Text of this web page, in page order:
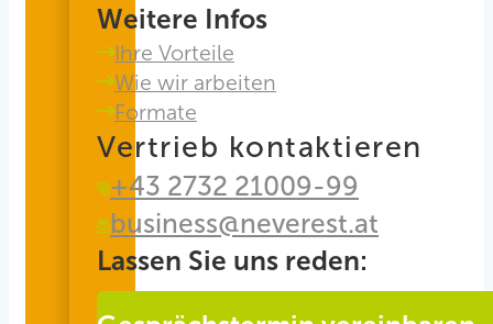
Weitere Infos
Ihre Vorteile
Wie wir arbeiten
Formate
Vertrieb kontaktieren
+43 2732 21009-99
business@neverest.at
Lassen Sie uns reden: